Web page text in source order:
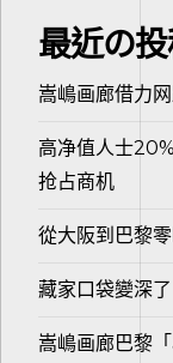
最近の
嵩嶋画廊借力
高净值人士
抢占商机
從大阪到巴黎
藏家口袋變深
嵩嶋画廊巴黎